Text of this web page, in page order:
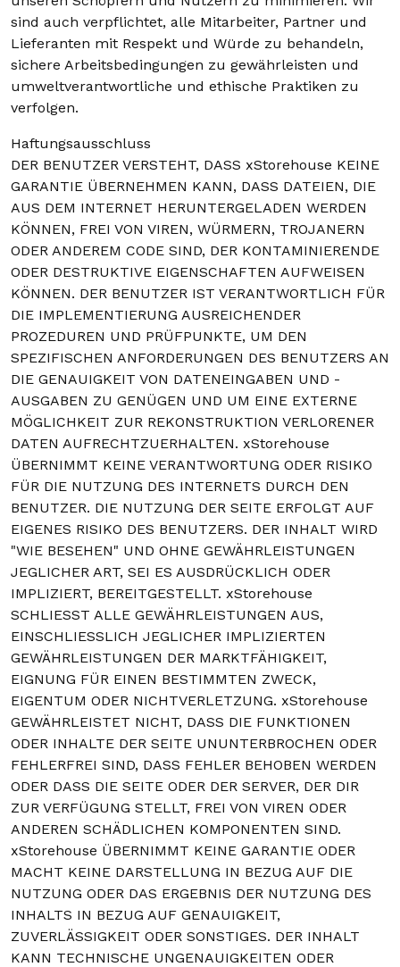
sind auch verpflichtet, alle Mitarbeiter, Partner und
Lieferanten mit Respekt und Würde zu behandeln,
sichere Arbeitsbedingungen zu gewährleisten und
umweltverantwortliche und ethische Praktiken zu
verfolgen.
Haftungsausschluss
DER BENUTZER VERSTEHT, DASS xStorehouse KEINE
GARANTIE ÜBERNEHMEN KANN, DASS DATEIEN, DIE
AUS DEM INTERNET HERUNTERGELADEN WERDEN
KÖNNEN, FREI VON VIREN, WÜRMERN, TROJANERN
ODER ANDEREM CODE SIND, DER KONTAMINIERENDE
ODER DESTRUKTIVE EIGENSCHAFTEN AUFWEISEN
KÖNNEN. DER BENUTZER IST VERANTWORTLICH FÜR
DIE IMPLEMENTIERUNG AUSREICHENDER
PROZEDUREN UND PRÜFPUNKTE, UM DEN
SPEZIFISCHEN ANFORDERUNGEN DES BENUTZERS AN
DIE GENAUIGKEIT VON DATENEINGABEN UND -
AUSGABEN ZU GENÜGEN UND UM EINE EXTERNE
MÖGLICHKEIT ZUR REKONSTRUKTION VERLORENER
DATEN AUFRECHTZUERHALTEN. xStorehouse
ÜBERNIMMT KEINE VERANTWORTUNG ODER RISIKO
FÜR DIE NUTZUNG DES INTERNETS DURCH DEN
BENUTZER. DIE NUTZUNG DER SEITE ERFOLGT AUF
EIGENES RISIKO DES BENUTZERS. DER INHALT WIRD
"WIE BESEHEN" UND OHNE GEWÄHRLEISTUNGEN
JEGLICHER ART, SEI ES AUSDRÜCKLICH ODER
IMPLIZIERT, BEREITGESTELLT. xStorehouse
SCHLIESST ALLE GEWÄHRLEISTUNGEN AUS,
EINSCHLIESSLICH JEGLICHER IMPLIZIERTEN
GEWÄHRLEISTUNGEN DER MARKTFÄHIGKEIT,
EIGNUNG FÜR EINEN BESTIMMTEN ZWECK,
EIGENTUM ODER NICHTVERLETZUNG. xStorehouse
GEWÄHRLEISTET NICHT, DASS DIE FUNKTIONEN
ODER INHALTE DER SEITE UNUNTERBROCHEN ODER
FEHLERFREI SIND, DASS FEHLER BEHOBEN WERDEN
ODER DASS DIE SEITE ODER DER SERVER, DER DIR
ZUR VERFÜGUNG STELLT, FREI VON VIREN ODER
ANDEREN SCHÄDLICHEN KOMPONENTEN SIND.
xStorehouse ÜBERNIMMT KEINE GARANTIE ODER
MACHT KEINE DARSTELLUNG IN BEZUG AUF DIE
NUTZUNG ODER DAS ERGEBNIS DER NUTZUNG DES
INHALTS IN BEZUG AUF GENAUIGKEIT,
ZUVERLÄSSIGKEIT ODER SONSTIGES. DER INHALT
KANN TECHNISCHE UNGENAUIGKEITEN ODER